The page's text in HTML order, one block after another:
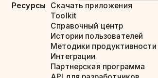
Ресурсы
Скачать приложения
Toolkit
Справочный центр
Истории пользователей
Методики продуктивности
Интеграции
Партнерская программа